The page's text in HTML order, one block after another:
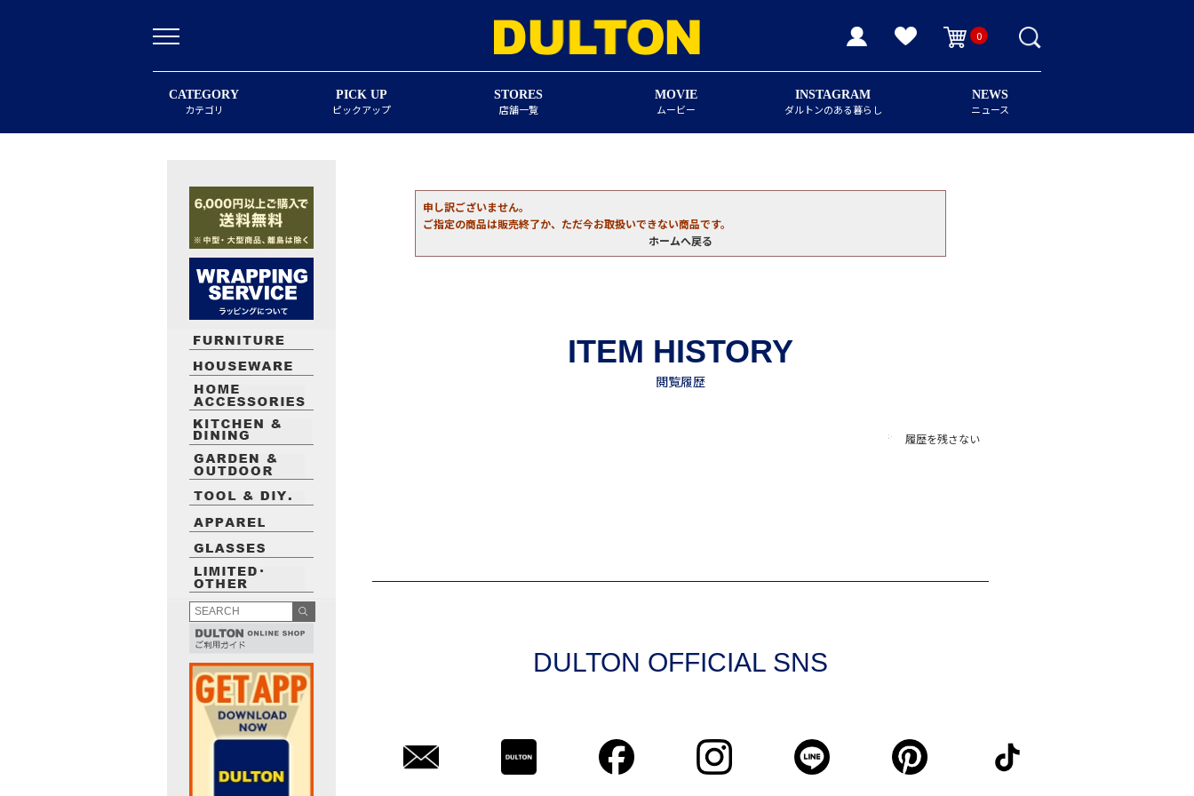
0
CATEGORY
カテゴリ
PICK UP
ピックアップ
STORES
店舗一覧
MOVIE
ムービー
INSTAGRAM
ダルトンのある暮らし
NEWS
ニュース
申し訳ございません。
ご指定の商品は販売終了か、ただ今お取扱いできない商品です。
ホームへ戻る
履歴を残さない
DULTON OFFICIAL SNS